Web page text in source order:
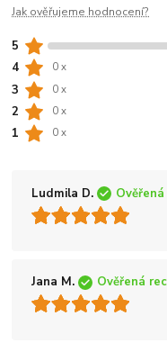
Jak ověřujeme hodnocení?
5
4 0 x
3 0 x
2 0 x
1 0 x
Ludmila D.
Jana M. Ověřená